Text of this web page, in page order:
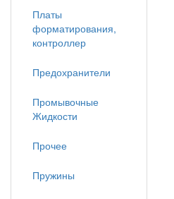
Платы
форматирования,
контроллер
Предохранители
Промывочные
Жидкости
Прочее
Пружины